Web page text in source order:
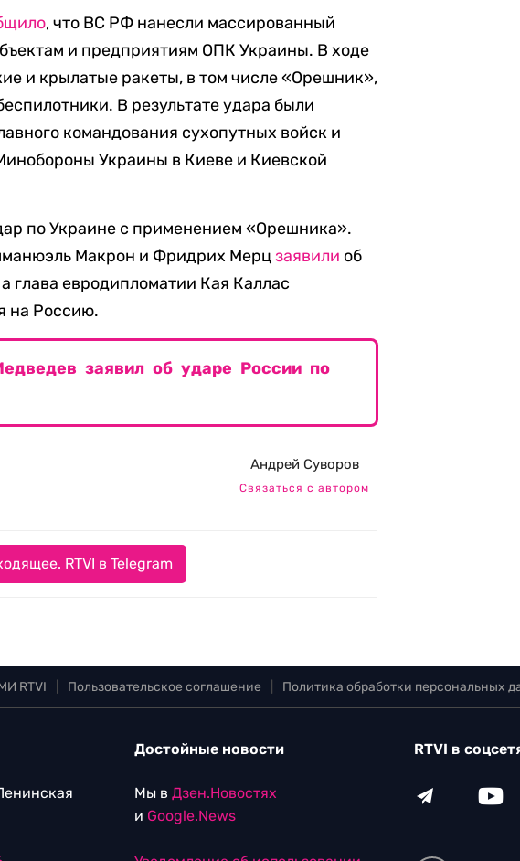
, что ВС РФ нанесли массированный
и предприятиям ОПК Украины. В ходе
и крылатые ракеты, в том числе «Орешник»,
В результате удара были
командования сухопутных войск и
Украины в Киеве и Киевской
по Украине с применением «Орешника».
Макрон и Фридрих Мерцзаявили об
глава евродипломатии Кая Каллас
на Россию.
заявил об ударе России по
Андрей Суворов
Связаться с автором
RTVI в Telegram
RTVI Пользовательское соглашение Политика обработки персональных
Достойные новости
Мы в Дзен.Новостях
и Google.News
RTVI в